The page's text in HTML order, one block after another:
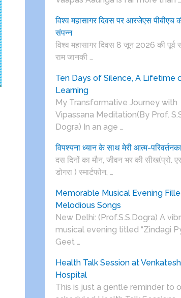
विश्व महासागर दिवस पर आरजेएस पीबीएच
संपन्न
विश्व महासागर दिवस 8 जून 2026 की पूर्व
राम जानकी …
Ten Days of Silence, A Lifetime
Learning
My Transformative Journey with
Vipassana Meditation(By Prof.
Dogra) In an age …
विपश्यना ध्यान के साथ मेरी आत्म-
दस दिनों का मौन, जीवन भर की सीख(प्रो.
डोगरा ) स्मार्टफोन, …
Memorable Musical Evening
Melodious Songs
New Delhi: (Prof.S.S.Dogra) A
musical evening titled “Zindagi
Geet …
Health Talk Session at
Hospital
This is just a gentle reminder to